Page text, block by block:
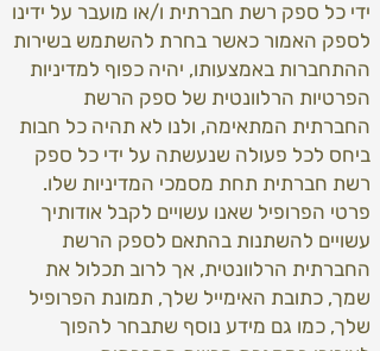
ידי כל ספק רשת חברתית ו/או מועבר על ידינו
לספק האמור כאשר בחרת להשתמש בשירות
ההתחברות באמצעותו, יהיה כפוף למדיניות
הפרטיות הרלוונטית של ספק הרשת
החברתית המתאימה, ולנו לא תהיה כל חבות
ביחס לכל פעולה שנעשתה על ידי כל ספק
רשת חברתית תחת מסמכי המדיניות שלו.
פרטי הפרופיל שאנו עשויים לקבל אודותיך
עשויים להשתנות בהתאם לספק הרשת
החברתית הרלוונטית, אך לרוב תכלול את
שמך, כתובת האימייל שלך, תמונת הפרופיל
שלך, כמו גם מידע נוסף שתבחר להפוך